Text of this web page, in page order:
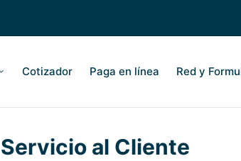
Cotizador Paga en línea Red y
Servicio al Cliente